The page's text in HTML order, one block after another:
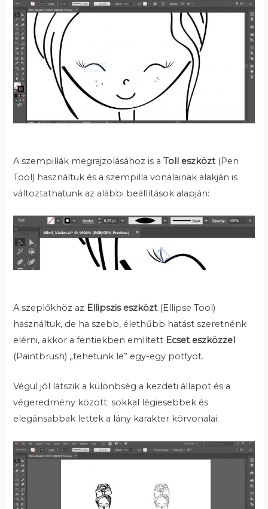
A szempillák megrajzolásához is a Toll eszközt(Pen
Tool) használtuk és a szempilla vonalainak alakján is
változtathatunk az alábbi beállítások alapján:
A szeplőkhöz az Ellipszis eszközt(Ellipse Tool)
használtuk, de ha szebb, élethűbb hatást szeretnénk
elérni, akkor a fentiekben említett Ecset eszközzel
(Paintbrush) „tehetünk le” egy-egy pöttyöt.
Végül jól látszik a különbség a kezdeti állapot és a
végeredmény között: sokkal légiesebbek és
elegánsabbak lettek a lány karakter körvonalai.